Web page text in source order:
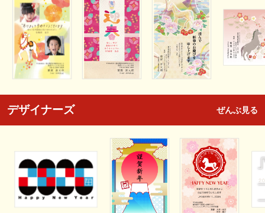
デザイナーズ ぜんぶ見る